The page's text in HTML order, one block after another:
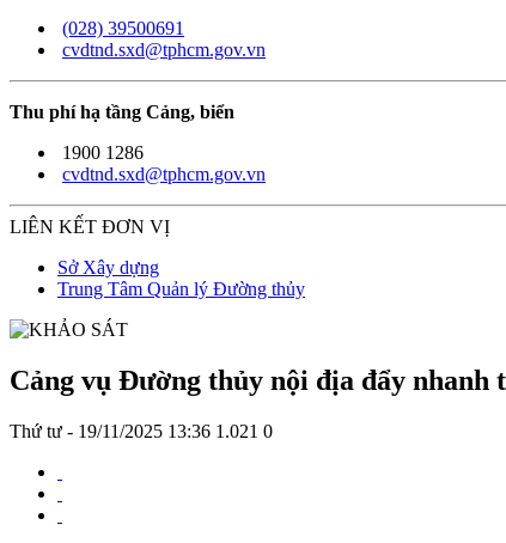
(028) 39500691
cvdtnd.sxd@tphcm.gov.vn
Thu phí hạ tầng Cảng, biển
1900 1286
cvdtnd.sxd@tphcm.gov.vn
LIÊN KẾT ĐƠN VỊ
Sở Xây dựng
Trung Tâm Quản lý Đường thủy
Cảng vụ Đường thủy nội địa đẩy nhanh
Thứ tư - 19/11/2025 13:36 1.021 0